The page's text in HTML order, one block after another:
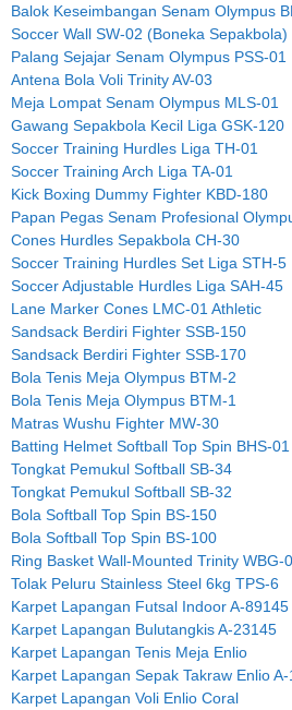
Balok Keseimbangan Senam Olympus
Soccer Wall SW-02 (Boneka Sepakbola)
Palang Sejajar Senam Olympus PSS-01
Antena Bola Voli Trinity AV-03
Meja Lompat Senam Olympus MLS-01
Gawang Sepakbola Kecil Liga GSK-120
Soccer Training Hurdles Liga TH-01
Soccer Training Arch Liga TA-01
Kick Boxing Dummy Fighter KBD-180
Papan Pegas Senam Profesional
Cones Hurdles Sepakbola CH-30
Soccer Training Hurdles Set Liga STH-5
Soccer Adjustable Hurdles Liga SAH-45
Lane Marker Cones LMC-01 Athletic
Sandsack Berdiri Fighter SSB-150
Sandsack Berdiri Fighter SSB-170
Bola Tenis Meja Olympus BTM-2
Bola Tenis Meja Olympus BTM-1
Matras Wushu Fighter MW-30
Batting Helmet Softball Top Spin BHS-01
Tongkat Pemukul Softball SB-34
Tongkat Pemukul Softball SB-32
Bola Softball Top Spin BS-150
Bola Softball Top Spin BS-100
Ring Basket Wall-Mounted Trinity WBG-
Tolak Peluru Stainless Steel 6kg TPS-6
Karpet Lapangan Futsal Indoor A-89145
Karpet Lapangan Bulutangkis A-23145
Karpet Lapangan Tenis Meja Enlio
Karpet Lapangan Sepak Takraw Enlio
Karpet Lapangan Voli Enlio Coral